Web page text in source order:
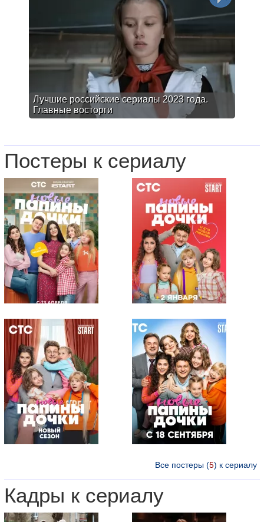
Лучшие российские сериалы 2023 года.
Главные восторги
Постеры к сериалу
Все постеры (5) к сериалу
Кадры к сериалу